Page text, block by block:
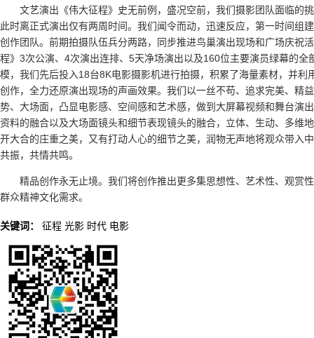
文艺演出《伟大征程》史无前例，盛况空前，我们摄影团队面临的
此时离正式演出仅有两周时间。我们闻令而动，迅速反应，第一时间组
创作团队。前期拍摄队伍兵分两路，同步推进鸟巢演出现场和广场庆祝
程》3次公演、4次演出连排、5天净场演出以及160位主要演员绿幕的
模，我们先后投入18台8K电影摄影机进行拍摄，积累了海量素材，并
创作，全力还原演出现场的声画效果。我们以一丝不苟、追求完美、精
势、大场面，凸显电影感、空间感和艺术感，做到大屏幕视频和舞台演
资料的融合以及大场面镜头和细节表现镜头的融合，立体、生动、多维
开大合的庄重之美，又有打动人心的细节之美，润物无声地将观众带入
共振，共情共鸣。
精品创作永无止境。我们将创作推出更多集思想性、艺术性、观赏
群众精神文化需求。
关键词： 征程 光影 时代 电影